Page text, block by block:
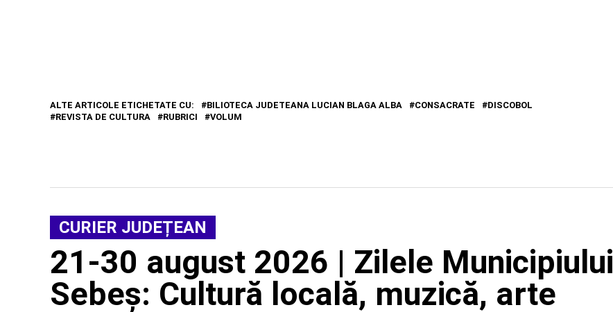
ALTE ARTICOLE ETICHETATE CU: BILIOTECA JUDETEANA LUCIAN BLAGA ALBA CONSACRATE
DISCOBOL
REVISTA DE CULTURA
RUBRICI VOLUM
CURIER JUDEȚEAN
21-30 august 2026 | Zilele Municipiului
Sebeș: Cultură locală, muzică, arte